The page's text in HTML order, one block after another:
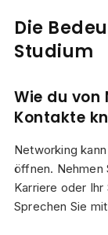
Die
Studium
Wie du
Kontakte
Networking
öffnen. Nehmen
Karriere oder
Sprechen Sie